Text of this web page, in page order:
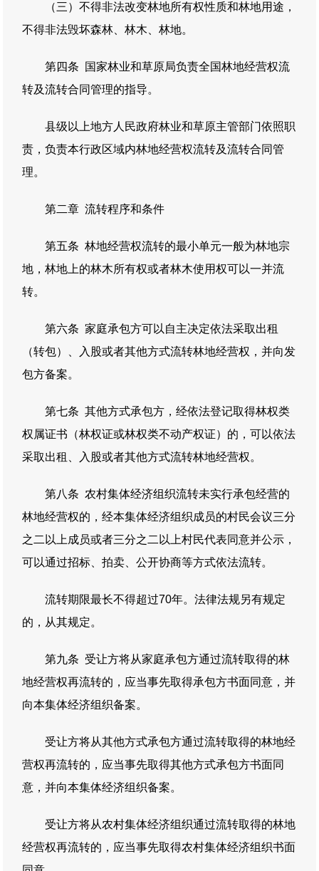
（三）不得非法改变林地所有权性质和林地用途，
不得非法毁坏森林、林木、林地。
第四条 国家林业和草原局负责全国林地经营权流
转及流转合同管理的指导。
县级以上地方人民政府林业和草原主管部门依照职
责，负责本行政区域内林地经营权流转及流转合同管
理。
第二章 流转程序和条件
第五条 林地经营权流转的最小单元一般为林地宗
地，林地上的林木所有权或者林木使用权可以一并流
转。
第六条 家庭承包方可以自主决定依法采取出租
（转包）、入股或者其他方式流转林地经营权，并向发
包方备案。
第七条 其他方式承包方，经依法登记取得林权类
权属证书（林权证或林权类不动产权证）的，可以依法
采取出租、入股或者其他方式流转林地经营权。
第八条 农村集体经济组织流转未实行承包经营的
林地经营权的，经本集体经济组织成员的村民会议三分
之二以上成员或者三分之二以上村民代表同意并公示，
可以通过招标、拍卖、公开协商等方式依法流转。
流转期限最长不得超过70年。法律法规另有规定
的，从其规定。
第九条 受让方将从家庭承包方通过流转取得的林
地经营权再流转的，应当事先取得承包方书面同意，并
向本集体经济组织备案。
受让方将从其他方式承包方通过流转取得的林地经
营权再流转的，应当事先取得其他方式承包方书面同
意，并向本集体经济组织备案。
受让方将从农村集体经济组织通过流转取得的林地
经营权再流转的，应当事先取得农村集体经济组织书面